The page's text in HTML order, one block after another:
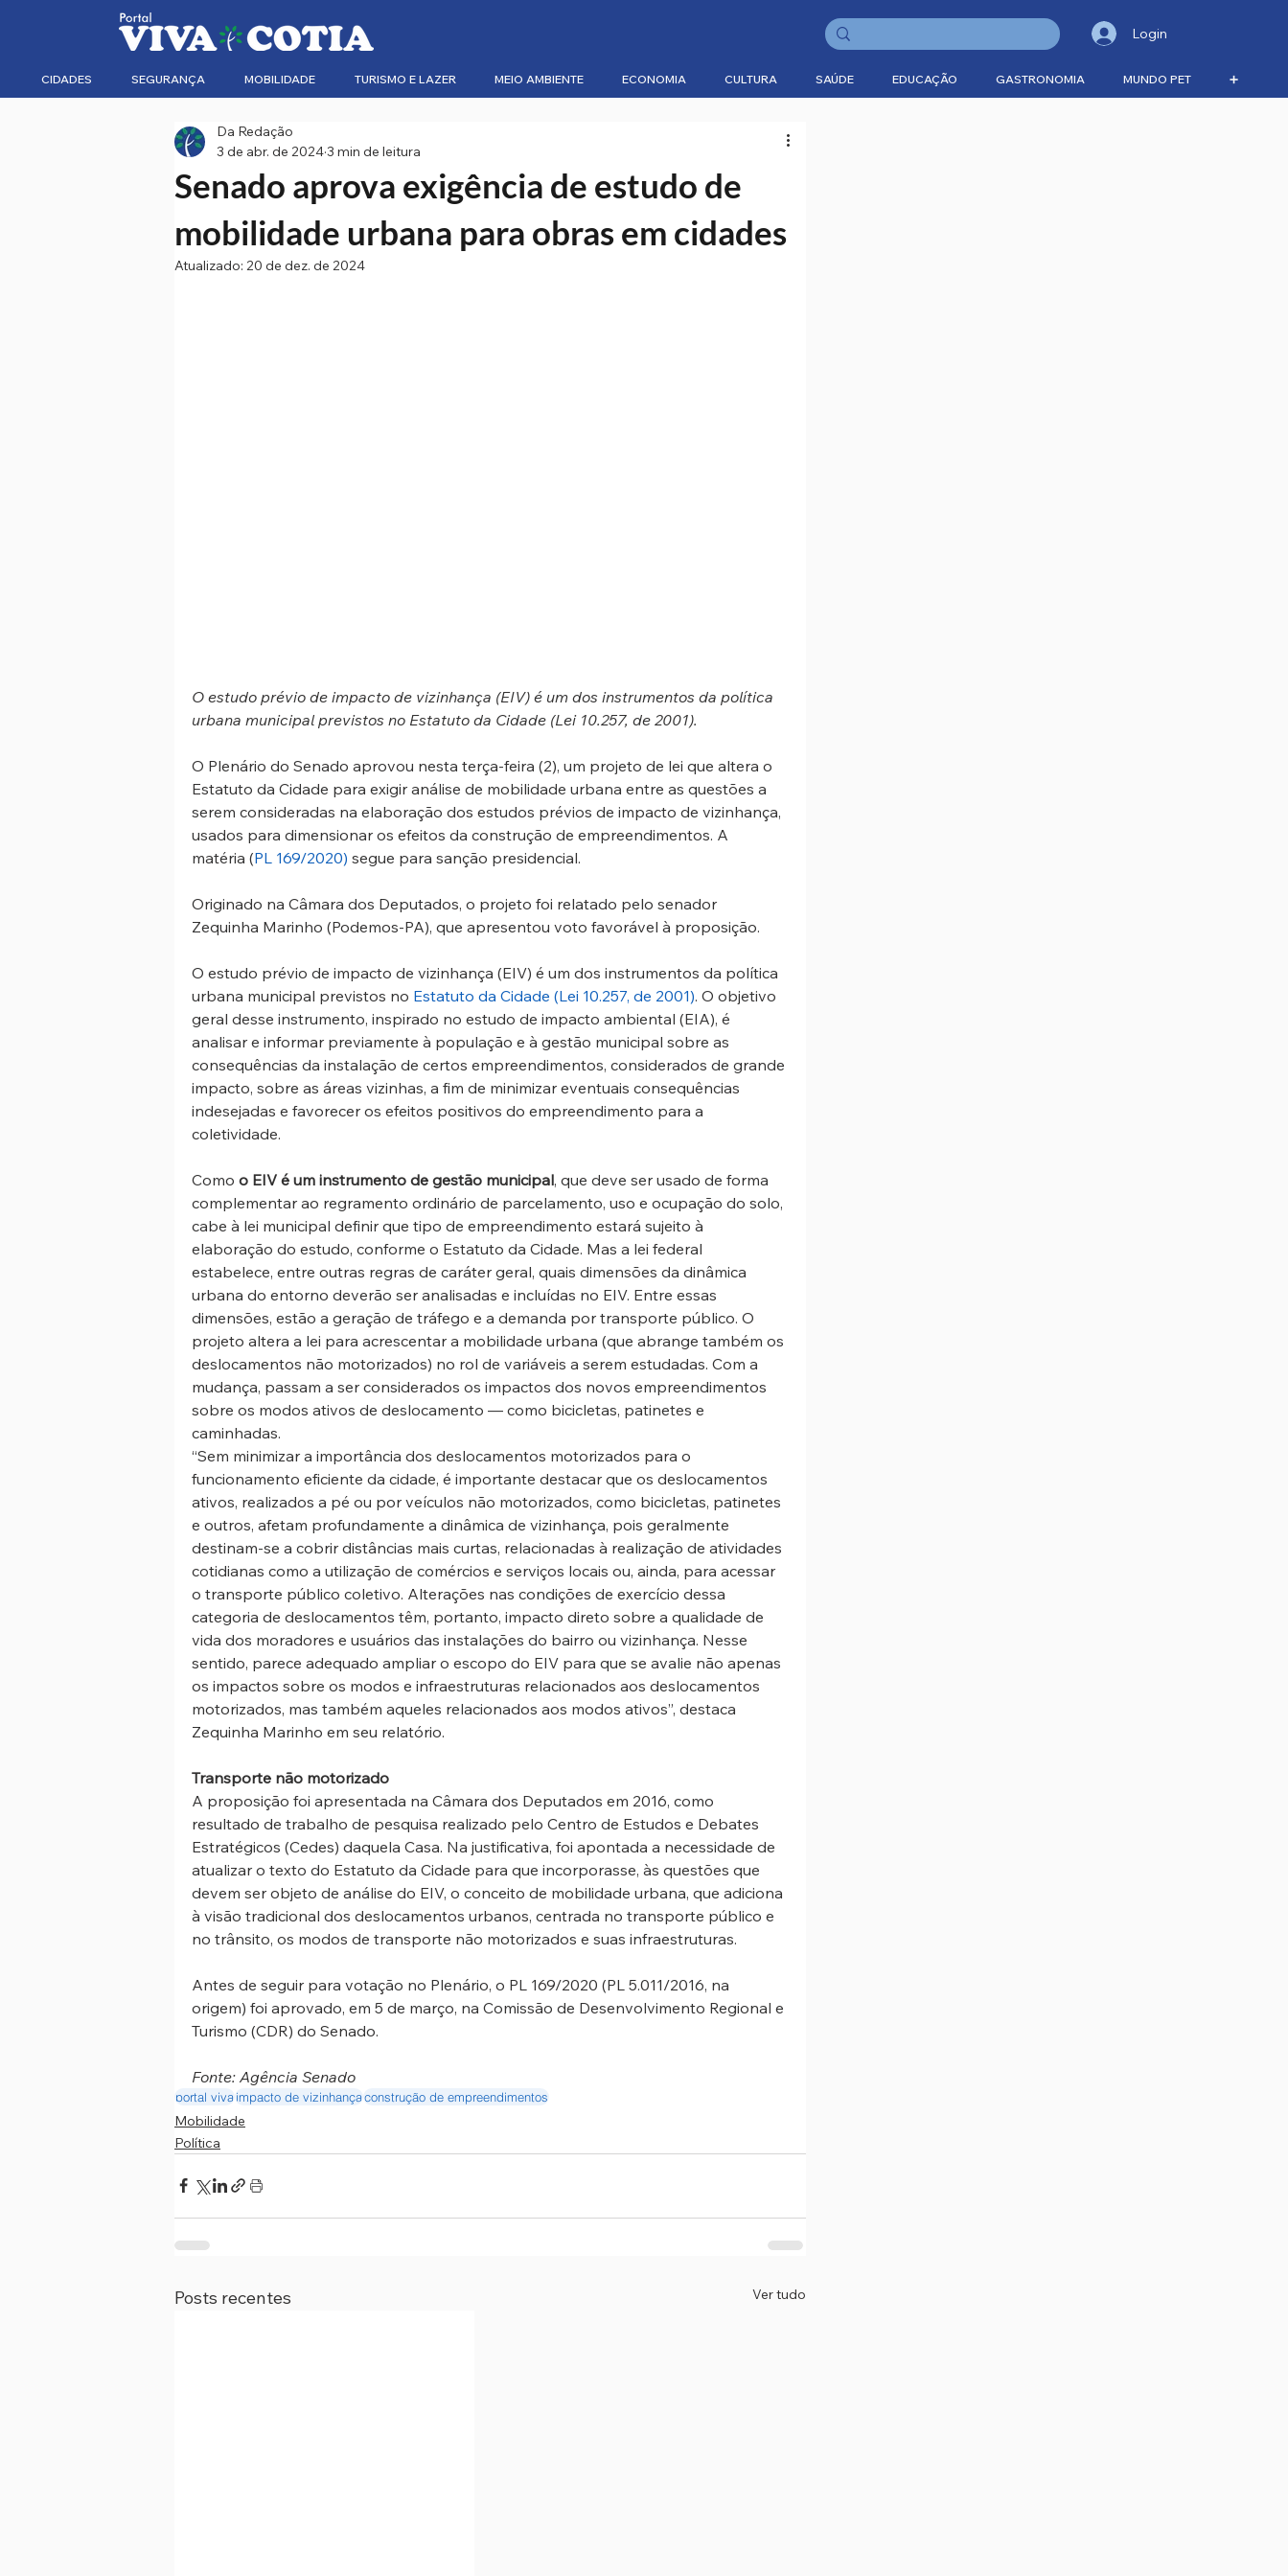
Login
CIDADES SEGURANÇA MOBILIDADE TURISMO E LAZER MEIO AMBIENTE ECONOMIA CULTURA SAÚDE EDUCAÇÃO GASTRONOMIA MUNDO PET ➕
Senado aprova exigência de estudo de
mobilidade urbana para obras em cidades
Da Redação
3 de abr. de 20243 min de leitura
Atualizado: 20 de dez. de 2024
O estudo prévio de impacto de vizinhança (EIV) é um dos instrumentos da política
urbana municipal previstos no Estatuto da Cidade (Lei 10.257, de 2001).
O Plenário do Senado aprovou nesta terça-feira (2), um projeto de lei que altera o
Estatuto da Cidade para exigir análise de mobilidade urbana entre as questões a
serem consideradas na elaboração dos estudos prévios de impacto de vizinhança,
usados para dimensionar os efeitos da construção de empreendimentos. A
matéria (PL 169/2020) segue para sanção presidencial.
Originado na Câmara dos Deputados, o projeto foi relatado pelo senador
Zequinha Marinho (Podemos-PA), que apresentou voto favorável à proposição.
O estudo prévio de impacto de vizinhança (EIV) é um dos instrumentos da política
urbana municipal previstos no Estatuto da Cidade (Lei 10.257, de 2001). O objetivo
geral desse instrumento, inspirado no estudo de impacto ambiental (EIA), é
analisar e informar previamente à população e à gestão municipal sobre as
consequências da instalação de certos empreendimentos, considerados de grande
impacto, sobre as áreas vizinhas, a fim de minimizar eventuais consequências
indesejadas e favorecer os efeitos positivos do empreendimento para a
coletividade.
Como o EIV é um instrumento de gestão municipal, que deve ser usado de forma
complementar ao regramento ordinário de parcelamento, uso e ocupação do solo,
cabe à lei municipal definir que tipo de empreendimento estará sujeito à
elaboração do estudo, conforme o Estatuto da Cidade. Mas a lei federal
estabelece, entre outras regras de caráter geral, quais dimensões da dinâmica
urbana do entorno deverão ser analisadas e incluídas no EIV. Entre essas
dimensões, estão a geração de tráfego e a demanda por transporte público. O
projeto altera a lei para acrescentar a mobilidade urbana (que abrange também os
deslocamentos não motorizados) no rol de variáveis a serem estudadas. Com a
mudança, passam a ser considerados os impactos dos novos empreendimentos
sobre os modos ativos de deslocamento — como bicicletas, patinetes e
caminhadas.
“Sem minimizar a importância dos deslocamentos motorizados para o
funcionamento eficiente da cidade, é importante destacar que os deslocamentos
ativos, realizados a pé ou por veículos não motorizados, como bicicletas, patinetes
e outros, afetam profundamente a dinâmica de vizinhança, pois geralmente
destinam-se a cobrir distâncias mais curtas, relacionadas à realização de atividades
cotidianas como a utilização de comércios e serviços locais ou, ainda, para acessar
o transporte público coletivo. Alterações nas condições de exercício dessa
categoria de deslocamentos têm, portanto, impacto direto sobre a qualidade de
vida dos moradores e usuários das instalações do bairro ou vizinhança. Nesse
sentido, parece adequado ampliar o escopo do EIV para que se avalie não apenas
os impactos sobre os modos e infraestruturas relacionados aos deslocamentos
motorizados, mas também aqueles relacionados aos modos ativos”, destaca
Zequinha Marinho em seu relatório.
Transporte não motorizado
A proposição foi apresentada na Câmara dos Deputados em 2016, como
resultado de trabalho de pesquisa realizado pelo Centro de Estudos e Debates
Estratégicos (Cedes) daquela Casa. Na justificativa, foi apontada a necessidade de
atualizar o texto do Estatuto da Cidade para que incorporasse, às questões que
devem ser objeto de análise do EIV, o conceito de mobilidade urbana, que adiciona
à visão tradicional dos deslocamentos urbanos, centrada no transporte público e
no trânsito, os modos de transporte não motorizados e suas infraestruturas.
Antes de seguir para votação no Plenário, o PL 169/2020 (PL 5.011/2016, na
origem) foi aprovado, em 5 de março, na Comissão de Desenvolvimento Regional e
Turismo (CDR) do Senado.
Fonte: Agência Senado
portal vivaimpacto de vizinhançaconstrução de empreendimentos
Mobilidade
Política
Posts recentes Ver tudo